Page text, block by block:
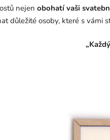
nejen obohatí vaši
důležité osoby, které s vámi